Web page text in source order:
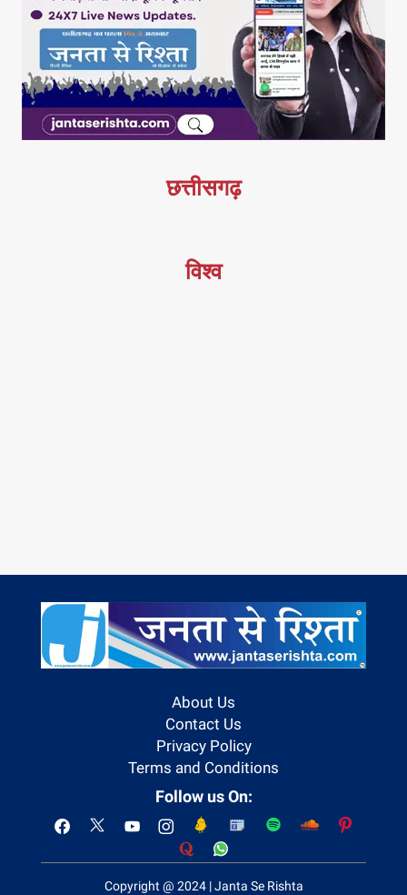
छत्तीसगढ़
विश्व
About Us
Contact Us
Privacy Policy
Terms and Conditions
Follow us On:
Copyright @ 2024 | Janta Se Rishta